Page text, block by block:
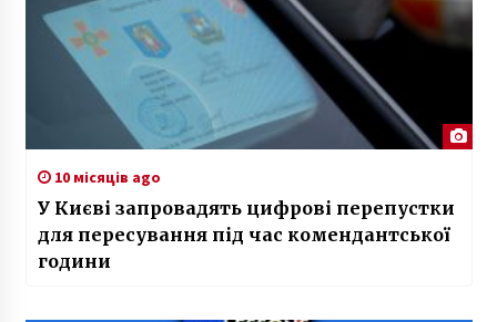
10 місяців ago
У Києві запровадять цифрові перепустки
для пересування під час комендантської
години